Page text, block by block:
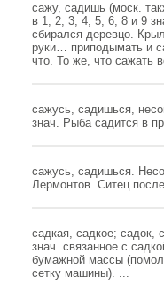
сажу, садишь (моск.
в 1, 2, 3, 4, 5, 6, 8 и 9
сбирался деревцо.
руки… приподымать и
что. То же, что сажать
сажусь, садишься,
знач. Рыба садится в
сажусь, садишься.
Лермонтов. Ситец
садкая, садкое; садок,
знач. связанное с
бумажной массы
сетку машины). ...